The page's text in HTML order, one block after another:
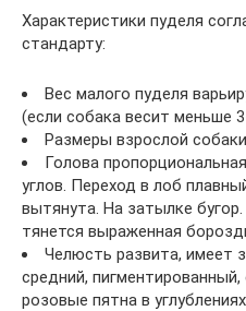
Характеристики пуделя
стандарту:
Вес малого пуделя
(если собака весит меньше
Размеры взрослой
Голова
углов. Переход в лоб
вытянута. На затылке
тянется выраженная
Челюсть развита, имеет
средний,
розовые пятна в